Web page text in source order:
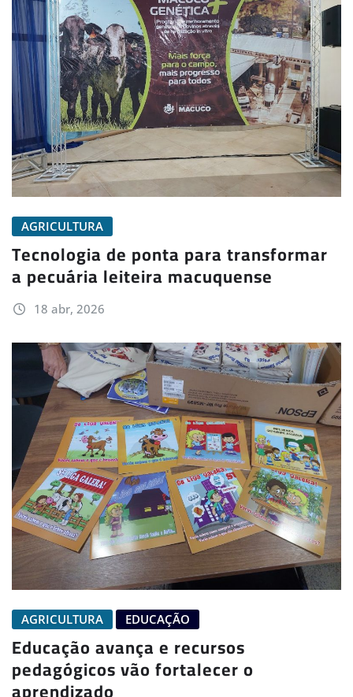
AGRICULTURA
Tecnologia de ponta para transformar
a pecuária leiteira macuquense
18 abr, 2026
AGRICULTURA EDUCAÇÃO
Educação avança e recursos
pedagógicos vão fortalecer o